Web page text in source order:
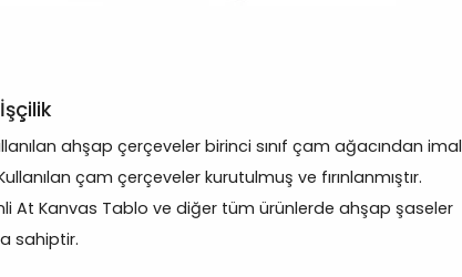
ahşap çerçeveler birinci sınıf çam ağacından imal
çam çerçeveler kurutulmuş ve fırınlanmıştır.
At Kanvas Tablo ve diğer tüm ürünlerde ahşap şaseler
sahiptir.